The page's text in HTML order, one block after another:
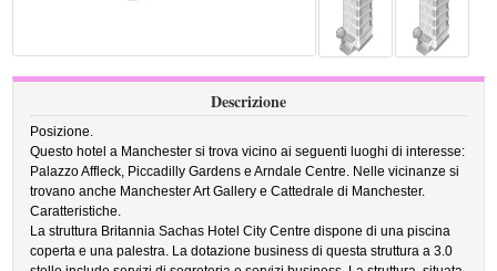
Descrizione
Posizione.
Questo hotel a Manchester si trova vicino ai seguenti luoghi di interesse:
Palazzo Affleck, Piccadilly Gardens e Arndale Centre. Nelle vicinanze si
trovano anche Manchester Art Gallery e Cattedrale di Manchester.
Caratteristiche.
La struttura Britannia Sachas Hotel City Centre dispone di una piscina
coperta e una palestra. La dotazione business di questa struttura a 3.0